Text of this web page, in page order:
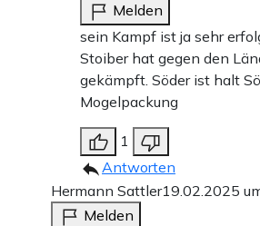
Melden
sein Kampf ist ja sehr
Stoiber hat gegen den
gekämpft. Söder ist halt
Mogelpackung
1
Antworten
Hermann Sattler19.02.2025
Melden